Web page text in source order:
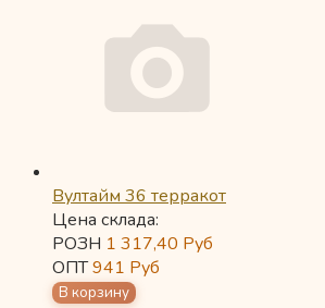
Вултайм 36 терракот
Цена склада:
РОЗН 1 317,40 Руб
ОПТ941 Руб